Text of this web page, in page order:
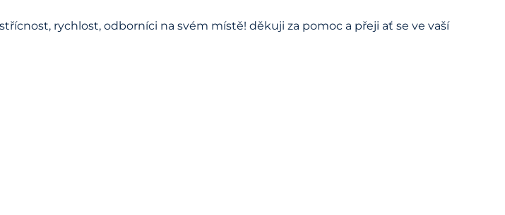
rychlost, odborníci na svém místě! děkuji za pomoc a přeji ať se ve vaší